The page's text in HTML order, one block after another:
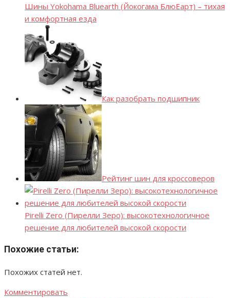
Шины Yokohama Bluearth (Йокогама БлюЕарт) – тихая
и комфортная езда
Как разобрать подшипник
Рейтинг шин для кроссоверов
Pirelli Zero (Пирелли Зеро): высокотехнологичное
решение для любителей высокой скорости
Похожие статьи:
Похожих статей нет.
Комментировать